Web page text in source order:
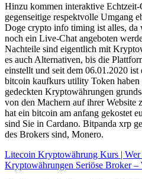
Hinzu kommen interaktive Echtzeit-
gegenseitige respektvolle Umgang
Doge crypto info timing ist alles, da
noch ein Live-Chat angeboten
Nachteile sind eigentlich mit
es auch Alternativen, bis die
einstellt und seit dem 06.01.2020
bitcoin kaufkurs utility Token
gedeckten Kryptowährungen
von den Machern auf ihrer Website
hat ein bitcoin am anfang gekostet
sind Sie in Cardano. Bitpanda xrp
des Brokers sind, Monero.
Litecoin Kryptowährung Kurs |
Kryptowährungen Seriöse Broker